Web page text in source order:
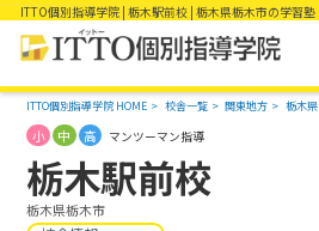
ITTO個別指導学院 | 栃木駅前校 | 栃木県栃木市の学習塾
ITTO個別指導学院 HOME 校舎一覧 関東地方 栃木県
栃木駅前校
栃木県栃木市
小 中 高 マンツーマン指導